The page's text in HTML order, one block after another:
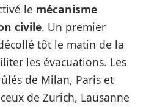
le mécanisme
civile. Un premier
tôt le matin de la
les évacuations. Les
de Milan, Paris et
de Zurich, Lausanne